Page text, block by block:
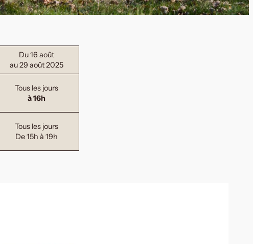
Du 16 août
au 29 août 2025
Tous les jours
à 16h
Tous les jours
De 15h à 19h